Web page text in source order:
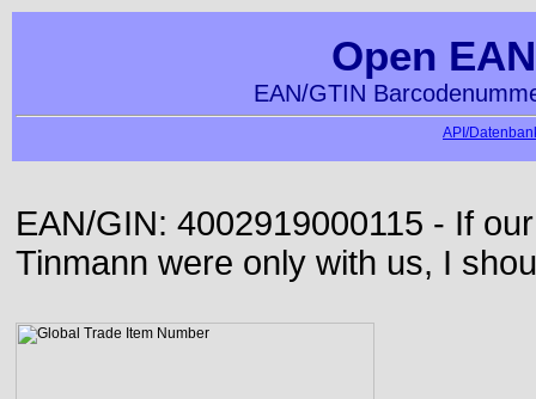
Open
EAN/GTIN
API/
EAN/GIN: 4002919000115 - If
Tinmann were only with us, I